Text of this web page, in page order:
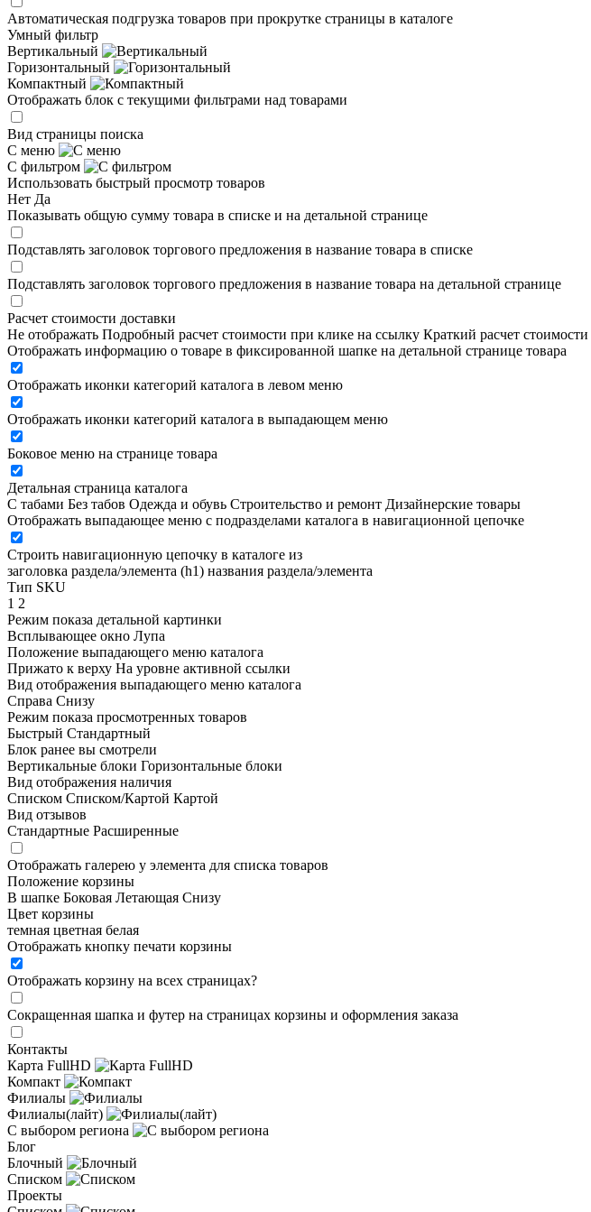
Автоматическая подгрузка товаров при прокрутке страницы в каталоге
Умный фильтр
Вертикальный
Горизонтальный
Компактный
Отображать блок с текущими фильтрами над товарами
Вид страницы поиска
С меню
С фильтром
Использовать быстрый просмотр товаров
Нет Да
Показывать общую сумму товара в списке и на детальной странице
Подставлять заголовок торгового предложения в название товара в списке
Подставлять заголовок торгового предложения в название товара на детальной странице
Расчет стоимости доставки
Не отображать Подробный расчет стоимости при клике на ссылку Краткий расчет
Отображать информацию о товаре в фиксированной шапке на детальной странице товара
Отображать иконки категорий каталога в левом меню
Отображать иконки категорий каталога в выпадающем меню
Боковое меню на странице товара
Детальная страница каталога
С табами Без табов Одежда и обувь Строительство и ремонт Дизайнерские товары
Отображать выпадающее меню с подразделами каталога в навигационной цепочке
Строить навигационную цепочку в каталоге из
заголовка раздела/элемента (h1) названия раздела/элемента
Тип SKU
1 2
Режим показа детальной картинки
Всплывающее окно Лупа
Положение выпадающего меню каталога
Прижато к верху На уровне активной ссылки
Вид отображения выпадающего меню каталога
Справа Снизу
Режим показа просмотренных товаров
Быстрый Стандартный
Блок ранее вы смотрели
Вертикальные блоки Горизонтальные блоки
Вид отображения наличия
Списком Списком/Картой Картой
Вид отзывов
Стандартные Расширенные
Отображать галерею у элемента для списка товаров
Положение корзины
В шапке Боковая Летающая Снизу
Цвет корзины
темная цветная белая
Отображать кнопку печати корзины
Отображать корзину на всех страницах?
Сокращенная шапка и футер на страницах корзины и оформления заказа
Контакты
Карта FullHD
Компакт
Филиалы
Филиалы(лайт)
С выбором региона
Блог
Блочный
Списком
Проекты